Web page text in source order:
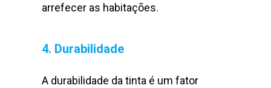
arrefecer as habitações.
4. Durabilidade
A durabilidade da tinta é um fator